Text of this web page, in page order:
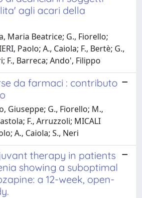
agli acari della
Maria Beatrice; G., Fiorello;
Paolo; A., Caiola; F., Bertè; G.,
F., Barreca; Ando', Filippo
da farmaci : contributo
Giuseppe; G., Fiorello; M.,
F., Arruzzoli; MICALI
A., Caiola; S., Neri
therapy in patients
showing a suboptimal
a 12-week, open-